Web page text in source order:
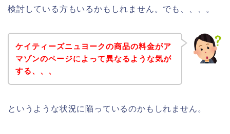
検討している方もいるかもしれません。でも、、、。
ケイティーズニュヨークの商品の料金がア
マゾンのページによって異なるような気が
する、、、
というような状況に陥っているのかもしれません。